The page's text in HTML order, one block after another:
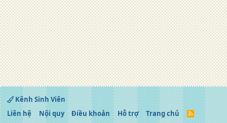
Kênh Sinh Viên
Liên hệ
Nội quy Điều khoản Hỗ trợ Trang chủ
R